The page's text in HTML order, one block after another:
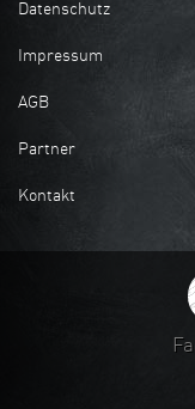
Datenschutz
Impressum
AGB
Partner
Kontakt